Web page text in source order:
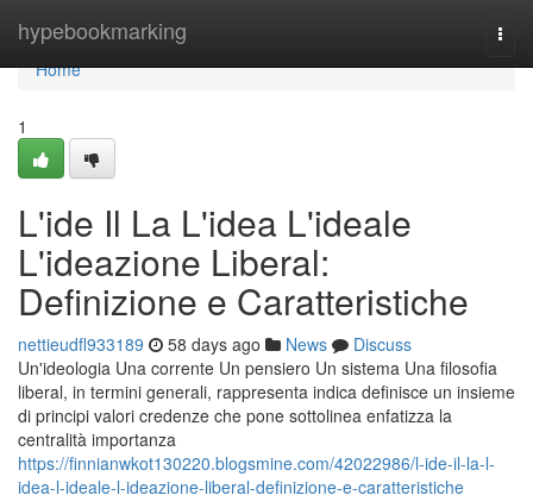
hypebookmarking
Home
Home
1
L'ide Il La L'idea L'ideale
L'ideazione Liberal:
Definizione e Caratteristiche
nettieudfl933189 58 days ago News
Discuss
Un'ideologia Una corrente Un pensiero Un sistema Una filosofia
liberal, in termini generali, rappresenta indica definisce un insieme
di principi valori credenze che pone sottolinea enfatizza la
centralità importanza
https://finnianwkot130220.blogsmine.com/42022986/l-ide-il-la-l-
idea-l-ideale-l-ideazione-liberal-definizione-e-caratteristiche